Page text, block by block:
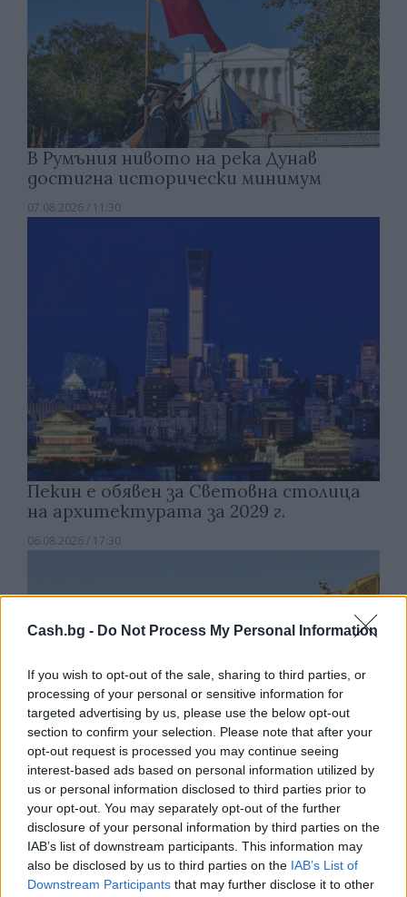
Cash.bg - Do Not Process My Personal Information
If you wish to opt-out of the sale, sharing to third parties, or
processing of your personal or sensitive information for
targeted advertising by us, please use the below opt-out
section to confirm your selection. Please note that after your
opt-out request is processed you may continue seeing
interest-based ads based on personal information utilized by
us or personal information disclosed to third parties prior to
your opt-out. You may separately opt-out of the further
disclosure of your personal information by third parties on the
IAB’s list of downstream participants. This information may
also be disclosed by us to third parties on the IAB’s List of
Downstream Participants that may further disclose it to other
В Румъния нивото на река Дунав
достигна исторически минимум
07.08.2026 / 11:30
Пекин е обявен за Световна столица
на архитектурата за 2029 г.
06.08.2026 / 17:30
Френска инвестиция активира
изграждането на интерконектора
между Гърция и Кипър